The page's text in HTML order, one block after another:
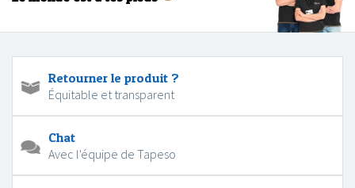
Retourner le produit ?
Équitable et transparent
Chat
Avec l'équipe de Tapeso